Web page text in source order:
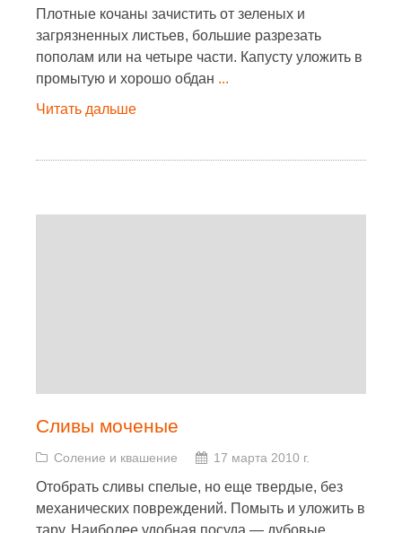
Плотные кочаны зачистить от зеленых и
загрязненных листьев, большие разрезать
пополам или на четыре части. Капусту уложить в
промытую и хорошо обдан ...
Читать дальше
Сливы моченые
Соление и квашение 17 марта 2010 г.
Отобрать сливы спелые, но еще твердые, без
механических повреждений. Помыть и уложить в
тару. Наиболее удобная посуда — дубовые